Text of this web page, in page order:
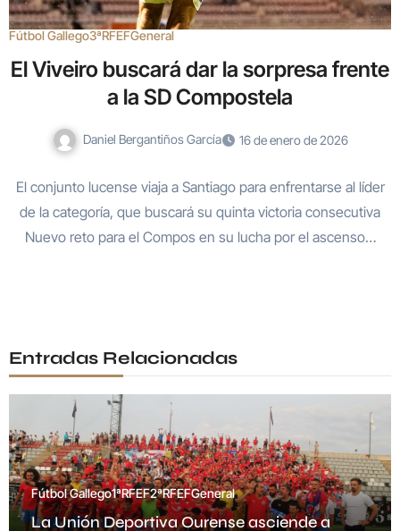
Fútbol Gallego3ªRFEFGeneral
El Viveiro buscará dar la sorpresa frente
a la SD Compostela
Daniel Bergantiños García 16 de enero de 2026
El conjunto lucense viaja a Santiago para enfrentarse al líder
de la categoría, que buscará su quinta victoria consecutiva
Nuevo reto para el Compos en su lucha por el ascenso…
Entradas Relacionadas
Fútbol Gallego1ªRFEF2ªRFEFGeneral
La Unión Deportiva Ourense asciende a